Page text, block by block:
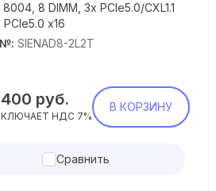
8 DIMM, 3x PCIe5.0/CXL1.1
PCIe5.0 x16
SIENAD8-2L2T
руб.
НДС 7%
В КОРЗИНУ
Сравнить